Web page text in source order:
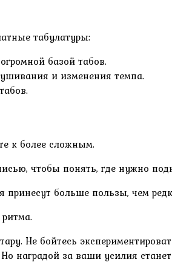
табулатуры:
базой табов.
и изменения темпа.
к более сложным.
чтобы понять, где нужно
принесут больше пользы, чем
Не бойтесь
наградой за ваши усилия